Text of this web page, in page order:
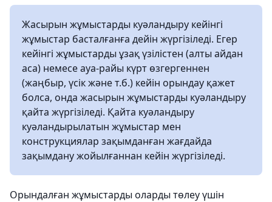
Жасырын жұмыстарды куәландыру кейінгі
жұмыстар басталғанға дейін жүргізіледі. Егер
кейінгі жұмыстарды ұзақ үзілістен (алты айдан
аса) немесе ауа-райы күрт өзгергеннен
(жаңбыр, үсік және т.б.) кейін орындау қажет
болса, онда жасырын жұмыстарды куәландыру
қайта жүргізіледі. Қайта куәландыру
куәландырылатын жұмыстар мен
конструкциялар зақымданған жағдайда
зақымдану жойылғаннан кейін жүргізіледі.
Орындалған жұмыстарды оларды төлеу үшін